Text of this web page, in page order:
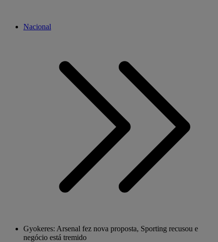
Nacional
Gyokeres: Arsenal fez nova proposta, Sporting recusou e
negócio está tremido